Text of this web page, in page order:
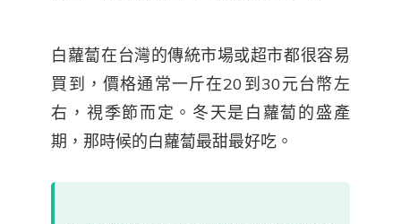
白蘿蔔在台灣的傳統市場或超市都很容易
買到，價格通常一斤在20到30元台幣左
右，視季節而定。冬天是白蘿蔔的盛產
期，那時候的白蘿蔔最甜最好吃。